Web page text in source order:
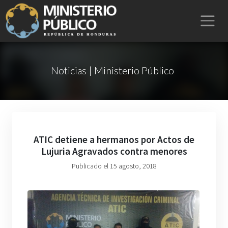
Noticias | Ministerio Público
ATIC detiene a hermanos por Actos de
Lujuria Agravados contra menores
Publicado el 15 agosto, 2018